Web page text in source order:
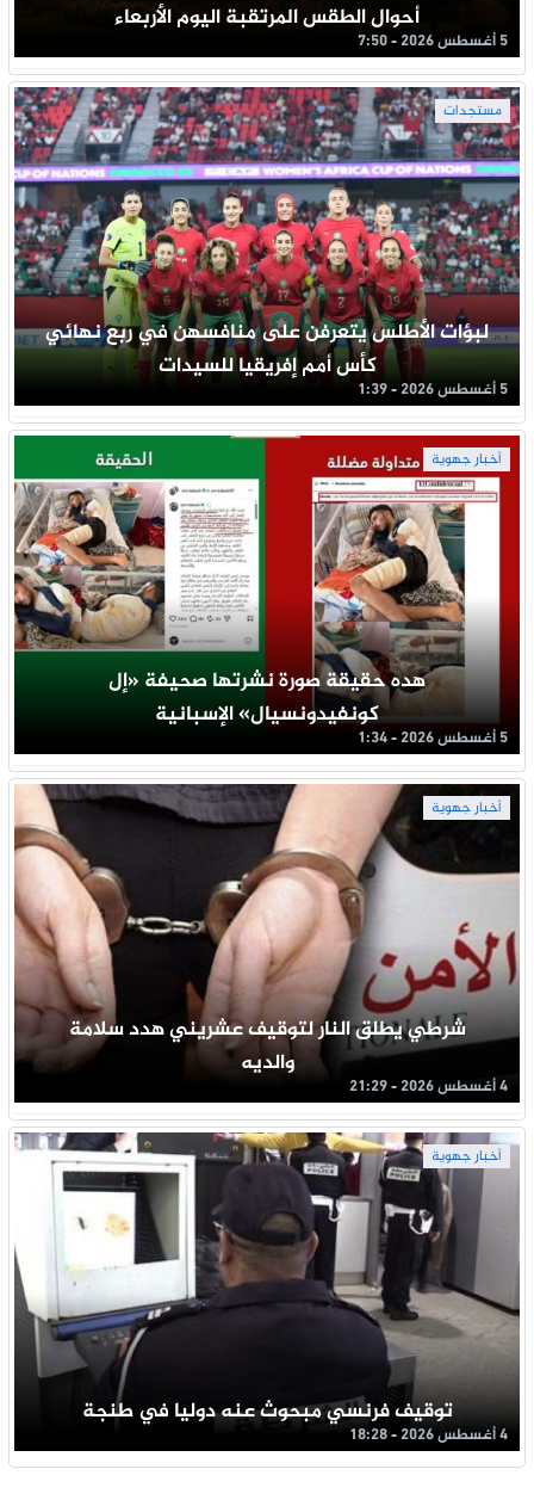
أحوال الطقس المرتقبة اليوم الأربعاء
5 أغسطس 2026 - 7:50
مستجدات
لبؤات الأطلس يتعرفن على منافسهن في ربع نهائي
كأس أمم إفريقيا للسيدات
5 أغسطس 2026 - 1:39
أخبار جهوية
هده حقيقة صورة نشرتها صحيفة «إل
كونفيدونسيال» الإسبانية
5 أغسطس 2026 - 1:34
أخبار جهوية
شرطي يطلق النار لتوقيف عشريني هدد سلامة
والديه
4 أغسطس 2026 - 21:29
أخبار جهوية
توقيف فرنسي مبحوث عنه دوليا في طنجة
4 أغسطس 2026 - 18:28